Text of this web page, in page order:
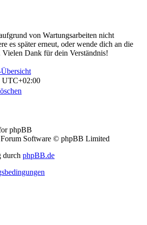
von Wartungsarbeiten nicht
es später erneut, oder wende dich an die
Dank für dein Verständnis!
UTC+02:00
phpBB
Software © phpBB Limited
durch phpBB.de